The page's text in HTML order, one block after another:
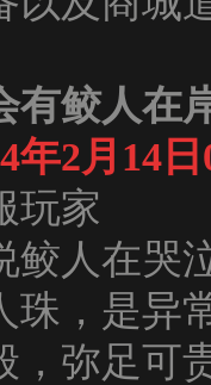
有鲛人在
年2月 14 日
玩家
鲛人在哭
珠，是异
，弥足可